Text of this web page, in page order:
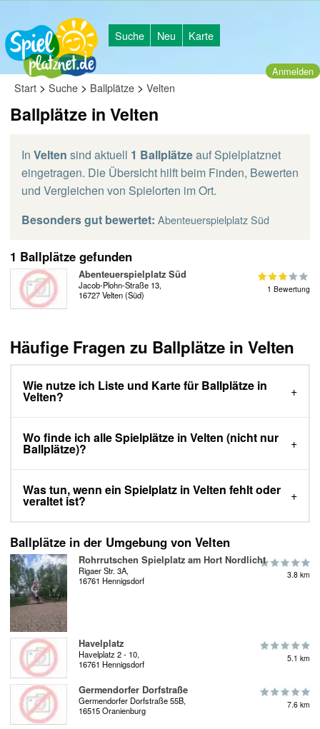
Suche Neu Karte
Anmelden
Start > Suche > Ballplätze > Velten
Ballplätze in Velten
In Velten sind aktuell 1 Ballplätzeauf Spielplatznet
eingetragen. Die Übersicht hilft beim Finden, Bewerten
und Vergleichen von Spielorten im Ort.
Besonders gut bewertet: Abenteuerspielplatz Süd
1 Ballplätze gefunden
Abenteuerspielplatz Süd
Jacob-Plohn-Straße 13,
16727 Velten (Süd)
1 Bewertung
Häufige Fragen zu Ballplätze in Velten
Wie nutze ich Liste und Karte für Ballplätze in
Velten?
Wo finde ich alle Spielplätze in Velten (nicht nur
Ballplätze)?
Was tun, wenn ein Spielplatz in Velten fehlt oder
veraltet ist?
Ballplätze in der Umgebung von Velten
Rohrrutschen Spielplatz am Hort Nordlicht
Rigaer Str. 3A,
16761 Hennigsdorf
3.8 km
Havelplatz
Havelplatz 2 - 10,
16761 Hennigsdorf
5.1 km
Germendorfer Dorfstraße
Germendorfer Dorfstraße 55B,
16515 Oranienburg
7.6 km